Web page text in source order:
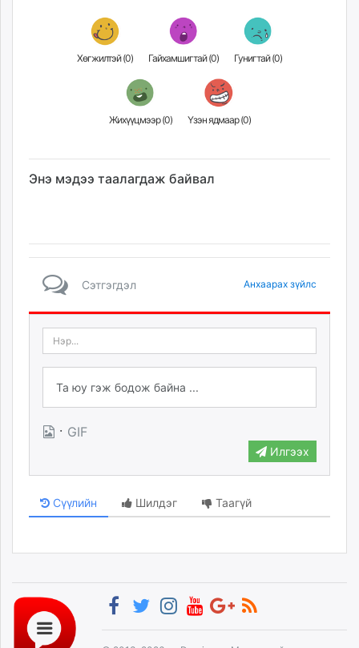
Хөгжилтэй (0) Гайхамшигтай (0) Гунигтай (0)
Жихүүцмээр (0) Үзэн ядмаар (0)
Энэ мэдээ таалагдаж байвал
Сэтгэгдэл Анхаарах зүйлс
· GIF
Илгээх
Сүүлийн Шилдэг Таагүй